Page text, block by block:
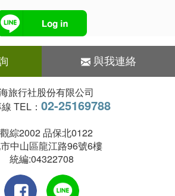
與我連絡
旅行社股份有限公司
TEL： 02-25169788
綜2002 品保北0122
中山區龍江路96號6樓
統編:04322708